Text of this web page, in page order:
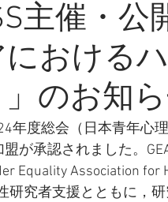
主催・
おける
のお知
年度総会（日本青年心
盟が承認されました。
Equality Association for
研究者支援とともに，